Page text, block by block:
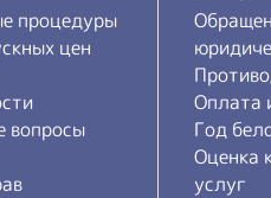
процедуры
цен
вопросы
Оплата
Год
Оценка
услуг